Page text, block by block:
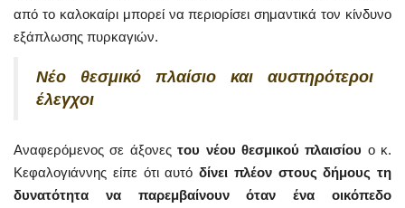
από το καλοκαίρι μπορεί να περιορίσει σημαντικά τον κίνδυνο
εξάπλωσης πυρκαγιών.
Νέο θεσμικό πλαίσιο και αυστηρότεροι
έλεγχοι
Αναφερόμενος σε άξονεςτου νέου θεσμικού πλαισίου ο κ.
Κεφαλογιάννης είπε ότι αυτό δίνει πλέον στους δήμους τη
δυνατότητα να παρεμβαίνουν όταν ένα οικόπεδο